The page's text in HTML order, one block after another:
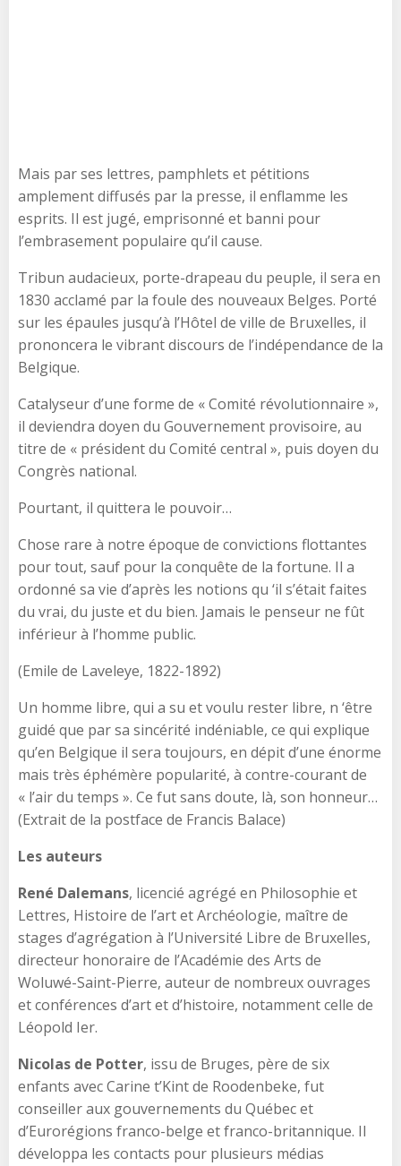
Mais par ses lettres, pamphlets et pétitions
amplement diffusés par la presse, il enflamme les
esprits. Il est jugé, emprisonné et banni pour
l’embrasement populaire qu’il cause.
Tribun audacieux, porte-drapeau du peuple, il sera en
1830 acclamé par la foule des nouveaux Belges. Porté
sur les épaules jusqu’à l’Hôtel de ville de Bruxelles, il
prononcera le vibrant discours de l’indépendance de la
Belgique.
Catalyseur d’une forme de « Comité révolutionnaire »,
il deviendra doyen du Gouvernement provisoire, au
titre de « président du Comité central », puis doyen du
Congrès national.
Pourtant, il quittera le pouvoir…
Chose rare à notre époque de convictions flottantes
pour tout, sauf pour la conquête de la fortune. Il a
ordonné sa vie d’après les notions qu ‘il s’était faites
du vrai, du juste et du bien. Jamais le penseur ne fût
inférieur à l’homme public.
(Emile de Laveleye, 1822-1892)
Un homme libre, qui a su et voulu rester libre, n ‘être
guidé que par sa sincérité indéniable, ce qui explique
qu’en Belgique il sera toujours, en dépit d’une énorme
mais très éphémère popularité, à contre-courant de
« l’air du temps ». Ce fut sans doute, là, son honneur…
(Extrait de la postface de Francis Balace)
Les auteurs
René Dalemans, licencié agrégé en Philosophie et
Lettres, Histoire de l’art et Archéologie, maître de
stages d’agrégation à l’Université Libre de Bruxelles,
directeur honoraire de l’Académie des Arts de
Woluwé-Saint-Pierre, auteur de nombreux ouvrages
et conférences d’art et d’histoire, notamment celle de
Léopold Ier.
Nicolas de Potter, issu de Bruges, père de six
enfants avec Carine t’Kint de Roodenbeke, fut
conseiller aux gouvernements du Québec et
d’Eurorégions franco-belge et franco-britannique. Il
développa les contacts pour plusieurs médias